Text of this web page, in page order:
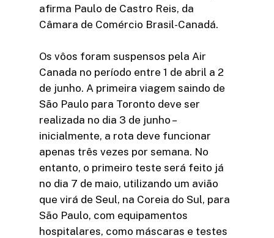
afirma Paulo de Castro Reis, da
Câmara de Comércio Brasil-Canadá.
Os vôos foram suspensos pela Air
Canada no período entre 1 de abril a 2
de junho. A primeira viagem saindo de
São Paulo para Toronto deve ser
realizada no dia 3 de junho –
inicialmente, a rota deve funcionar
apenas três vezes por semana. No
entanto, o primeiro teste será feito já
no dia 7 de maio, utilizando um avião
que virá de Seul, na Coreia do Sul, para
São Paulo, com equipamentos
hospitalares, como máscaras e testes